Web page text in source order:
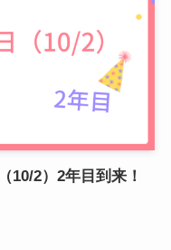
10/2）2年目到来！